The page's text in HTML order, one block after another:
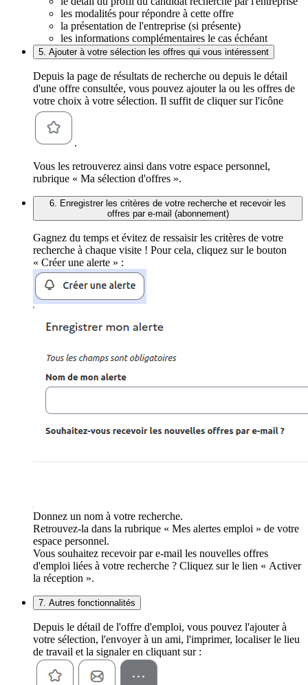
les modalités pour répondre à cette offre
la présentation de l'entreprise (si présente)
les informations complémentaires le cas échéant
5. Ajouter à votre sélection les offres qui vous intéressent
Depuis la page de résultats de recherche ou depuis le détail
d'une offre consultée, vous pouvez ajouter la ou les offres de
votre choix à votre sélection. Il suffit de cliquer sur l'icône
.
Vous les retrouverez ainsi dans votre espace personnel,
rubrique « Ma sélection d'offres ».
6. Enregistrer les critères de votre recherche et recevoir les
offres par e-mail (abonnement)
Gagnez du temps et évitez de ressaisir les critères de votre
recherche à chaque visite ! Pour cela, cliquez sur le bouton
« Créer une alerte » :
Donnez un nom à votre recherche.
Retrouvez-la dans la rubrique « Mes alertes emploi » de votre
espace personnel.
Vous souhaitez recevoir par e-mail les nouvelles offres
d'emploi liées à votre recherche ? Cliquez sur le lien « Activer
la réception ».
7. Autres fonctionnalités
Depuis le détail de l'offre d'emploi, vous pouvez l'ajouter à
votre sélection, l'envoyer à un ami, l'imprimer, localiser le lieu
de travail et la signaler en cliquant sur :